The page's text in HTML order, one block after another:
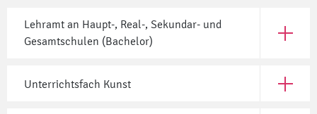
Lehramt an Haupt-, Real-, Sekundar- und
Gesamtschulen (Bachelor)
Open
Unterrichtsfach Kunst Open